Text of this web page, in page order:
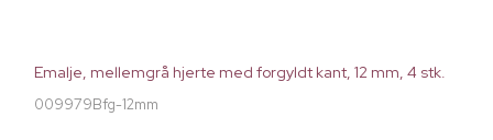
Emalje, mellemgrå hjerte med forgyldt kant, 12 mm, 4 stk.
009979Bfg-12mm